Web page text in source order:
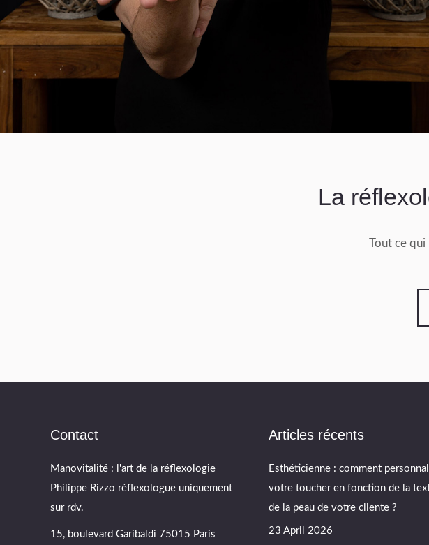
La
Tout ce qui
Contact
Manovitalité : l'art de la réflexologie
Philippe Rizzo réflexologue uniquement
sur rdv.
15, boulevard Garibaldi 75015 Paris
Articles récents
Esthéticienne : comment
votre toucher en fonction de la
de la peau de votre cliente ?
23 April 2026